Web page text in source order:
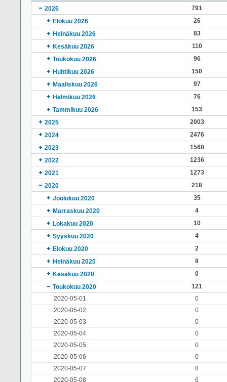
2026
791
Elokuu 2026
26
Heinäkuu 2026
83
Kesäkuu 2026
110
Toukokuu 2026
96
Huhtikuu 2026
150
Maaliskuu 2026
97
Helmikuu 2026
76
Tammikuu 2026
153
2025
2003
2024
2476
2023
1568
2022
1236
2021
1273
2020
218
Joulukuu 2020
35
Marraskuu 2020
4
Lokakuu 2020
10
Syyskuu 2020
4
Elokuu 2020
2
Heinäkuu 2020
8
Kesäkuu 2020
0
Toukokuu 2020
121
2020-05-01
0
2020-05-02
0
2020-05-03
0
2020-05-04
0
2020-05-05
0
2020-05-06
0
2020-05-07
8
2020-05-08
6